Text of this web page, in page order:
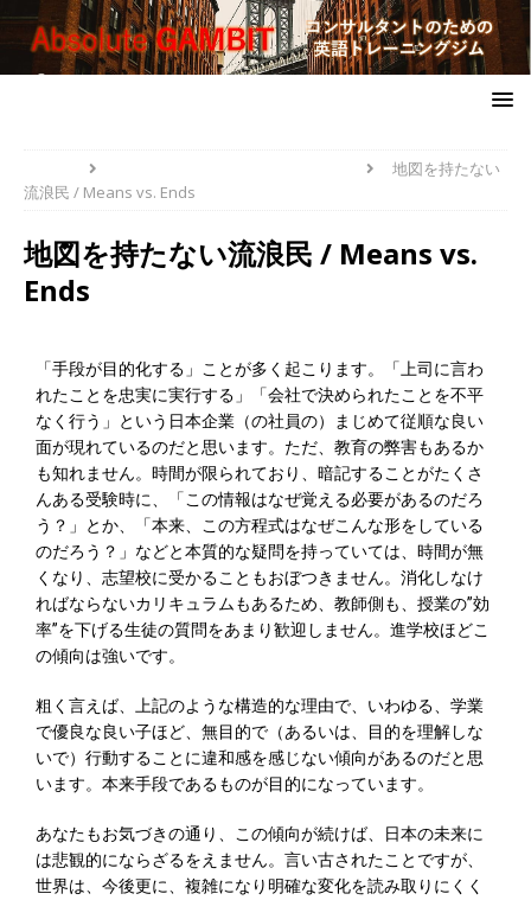
地図を持たない
流浪民 / Means vs. Ends
地図を持たない流浪民 / Means vs.
Ends
「手段が目的化する」ことが多く起こります。「上司に言わ
れたことを忠実に実行する」「会社で決められたことを不平
なく行う」という日本企業（の社員の）まじめて従順な良い
面が現れているのだと思います。ただ、教育の弊害もあるか
も知れません。時間が限られており、暗記することがたくさ
んある受験時に、「この情報はなぜ覚える必要があるのだろ
う？」とか、「本来、この方程式はなぜこんな形をしている
のだろう？」などと本質的な疑問を持っていては、時間が無
くなり、志望校に受かることもおぼつきません。消化しなけ
ればならないカリキュラムもあるため、教師側も、授業の”効
率”を下げる生徒の質問をあまり歓迎しません。進学校ほどこ
の傾向は強いです。
粗く言えば、上記のような構造的な理由で、いわゆる、学業
で優良な良い子ほど、無目的で（あるいは、目的を理解しな
いで）行動することに違和感を感じない傾向があるのだと思
います。本来手段であるものが目的になっています。
あなたもお気づきの通り、この傾向が続けば、日本の未来に
は悲観的にならざるをえません。言い古されたことですが、
世界は、今後更に、複雑になり明確な変化を読み取りにくく